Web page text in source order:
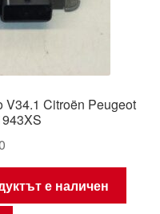
V34.1 Citroën Peugeot
е наличен